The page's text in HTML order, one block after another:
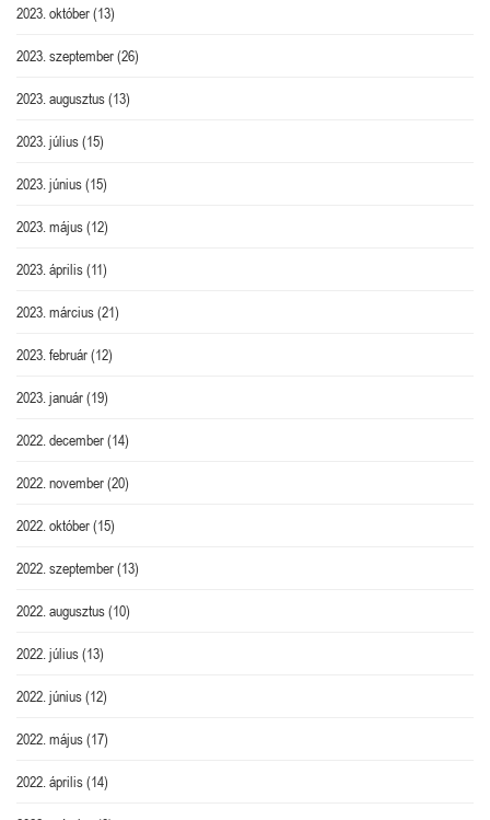
2023. október(13)
2023. szeptember(26)
2023. augusztus(13)
2023. július(15)
2023. június(15)
2023. május(12)
2023. április(11)
2023. március(21)
2023. február(12)
2023. január(19)
2022. december(14)
2022. november(20)
2022. október(15)
2022. szeptember(13)
2022. augusztus(10)
2022. július(13)
2022. június(12)
2022. május(17)
2022. április(14)